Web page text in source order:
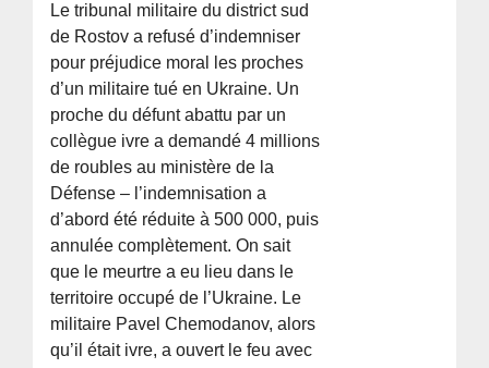
Le tribunal militaire du district sud
de Rostov a refusé d’indemniser
pour préjudice moral les proches
d’un militaire tué en Ukraine. Un
proche du défunt abattu par un
collègue ivre a demandé 4 millions
de roubles au ministère de la
Défense – l’indemnisation a
d’abord été réduite à 500 000, puis
annulée complètement. On sait
que le meurtre a eu lieu dans le
territoire occupé de l’Ukraine. Le
militaire Pavel Chemodanov, alors
qu’il était ivre, a ouvert le feu avec